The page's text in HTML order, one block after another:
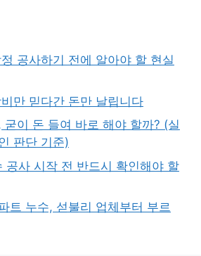
공사하기 전에 알아야 할 현실
만 믿다간 돈만 날립니다
굳이 돈 들여 바로 해야 할까? (실
판단 기준)
공사 시작 전 반드시 확인해야 할
트 누수, 섣불리 업체부터 부르